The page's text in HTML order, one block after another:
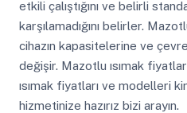
etkili çalıştığını ve belirli
karşılamadığını belirler.
cihazın kapasitelerine ve
değişir. Mazotlu ısımak
ısımak fiyatları ve modelleri
hizmetinize hazırız bizi arayın.